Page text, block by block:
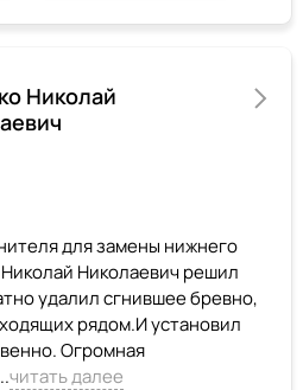
Николай
для замены нижнего
Николаевич решил
удалил сгнившее бревно,
рядом.И установил
Огромная
читать далее